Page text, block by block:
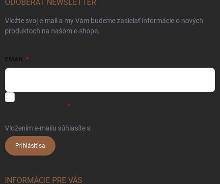
ODOBERAŤ NEWSLETTER
Vložte svoj e-mail a my Vám budeme zasielať informácie o nových
produktoch na našom e-shope.
EMAIL
Vložením e-mailu súhlasíte s
Prihlásiť sa
INFORMÁCIE PRE VÁS